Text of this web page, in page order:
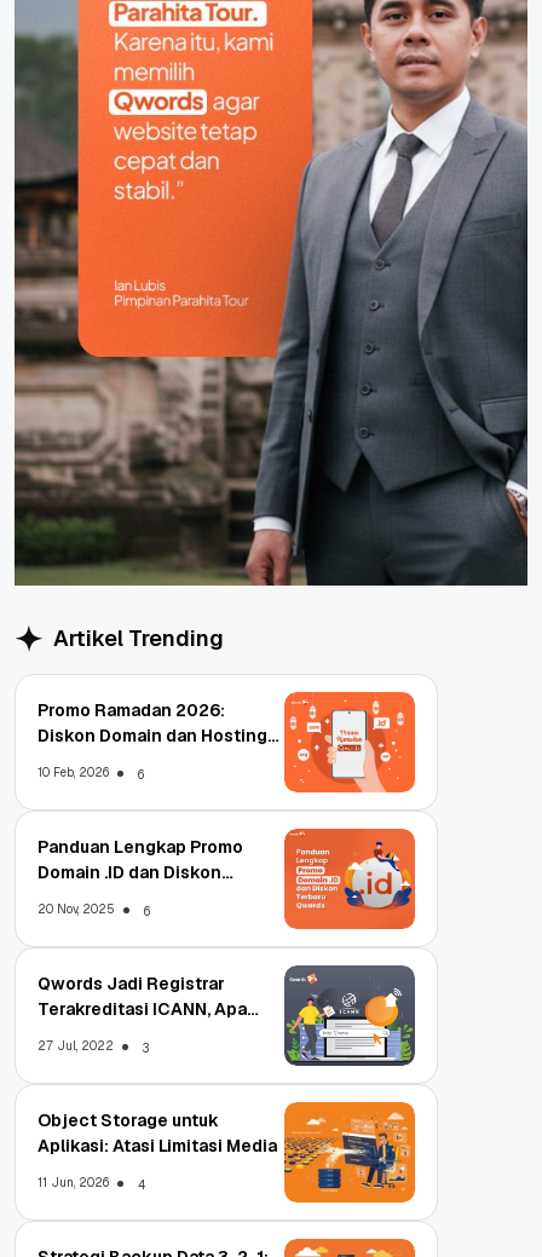
Artikel Trending
Promo Ramadan 2026:
Diskon Domain dan Hosting
10 Feb, 2026 6
Panduan Lengkap Promo
Domain .ID dan Diskon
20 Nov, 2025 6
Qwords Jadi Registrar
Terakreditasi ICANN, Apa
27 Jul, 2022 3
Object Storage untuk
Aplikasi: Atasi Limitasi Media
11 Jun, 2026 4